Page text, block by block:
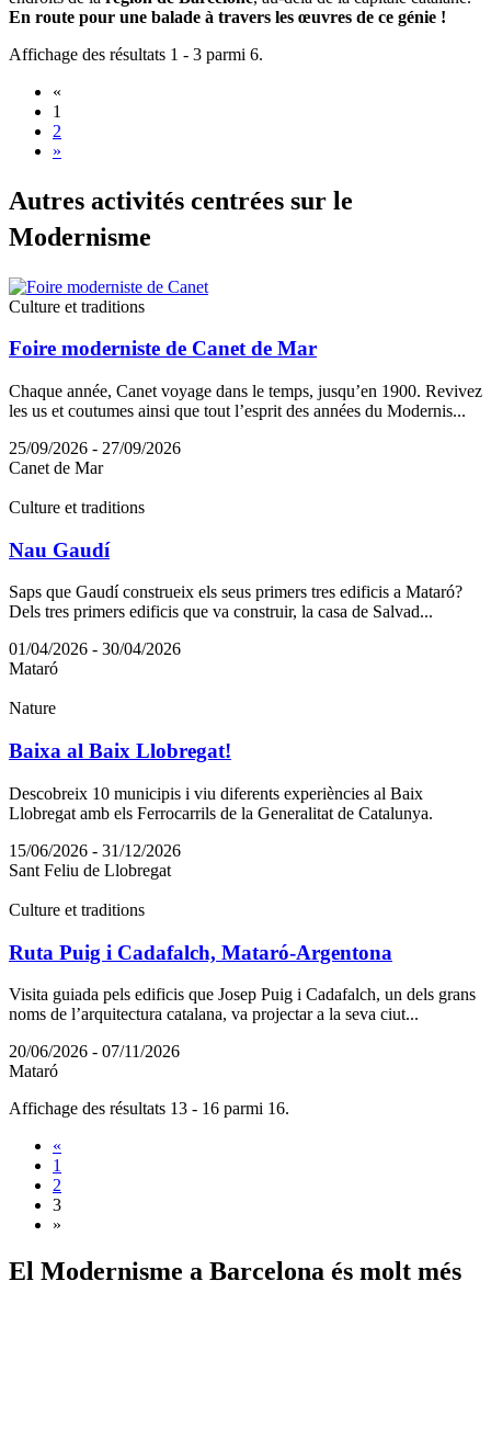
En route pour une balade à travers les œuvres de ce génie !
Affichage des résultats 1 - 3 parmi 6.
«
1
2
»
Autres activités centrées sur le
Modernisme
Culture et traditions
Foire moderniste de Canet de Mar
Chaque année, Canet voyage dans le temps, jusqu’en 1900. Revivez
les us et coutumes ainsi que tout l’esprit des années du Modernis...
25/09/2026 - 27/09/2026
Canet de Mar
Culture et traditions
Nau Gaudí
Saps que Gaudí construeix els seus primers tres edificis a Mataró?
Dels tres primers edificis que va construir, la casa de Salvad...
01/04/2026 - 30/04/2026
Mataró
Nature
Baixa al Baix Llobregat!
Descobreix 10 municipis i viu diferents experiències al Baix
Llobregat amb els Ferrocarrils de la Generalitat de Catalunya.
15/06/2026 - 31/12/2026
Sant Feliu de Llobregat
Culture et traditions
Ruta Puig i Cadafalch, Mataró-Argentona
Visita guiada pels edificis que Josep Puig i Cadafalch, un dels grans
noms de l’arquitectura catalana, va projectar a la seva ciut...
20/06/2026 - 07/11/2026
Mataró
Affichage des résultats 13 - 16 parmi 16.
«
1
2
3
»
El Modernisme a Barcelona és molt més